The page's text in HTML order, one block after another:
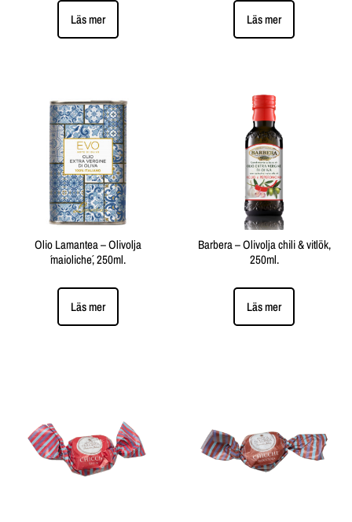
Läs mer Läs mer
Olio Lamantea – Olivolja
´maioliche´, 250ml.
Läs mer
Barbera – Olivolja chili & vitlök,
250ml.
Läs mer